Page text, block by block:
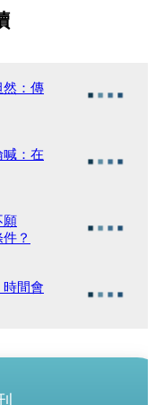
：傳
：在
願
？
間會